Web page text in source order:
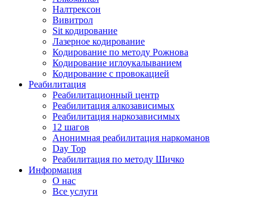
Налтрексон
Вивитрол
Sit кодирование
Лазерное кодирование
Кодирование по методу Рожнова
Кодирование иглоукалыванием
Кодирование с провокацией
Реабилитация
Реабилитационный центр
Реабилитация алкозависимых
Реабилитация наркозависимых
12 шагов
Анонимная реабилитация наркоманов
Day Top
Реабилитация по методу Шичко
Информация
О нас
Все услуги